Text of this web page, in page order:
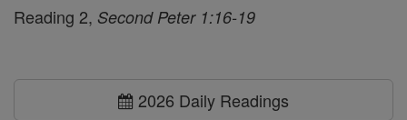
Reading 2, Second Peter 1:16-19
2026 Daily Readings